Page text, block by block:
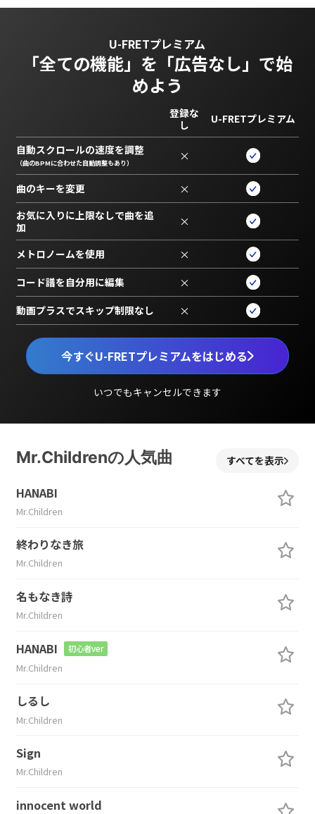
U-FRETプレミアム
「全ての機能」を 「広告なし」で始
めよう
今すぐU-FRETプレミアムをはじめる
いつでもキャンセルできます
登録な
し
U-FRETプレミアム
自動スクロールの速度を調整
（曲のBPMに合わせた自動調整もあり） ×
曲のキーを変更 ×
お気に入りに上限なしで曲を追
加
×
メトロノームを使用 ×
コード譜を自分用に編集 ×
動画プラスでスキップ制限なし ×
Mr.Childrenの人気曲 すべてを表示
HANABI
Mr.Children
終わりなき旅
Mr.Children
名もなき詩
Mr.Children
HANABI 初心者ver
Mr.Children
しるし
Mr.Children
Sign
Mr.Children
innocent world